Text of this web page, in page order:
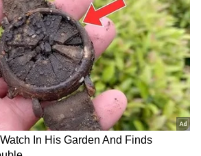
ആന്റിഫംഗൽ ഗുണങ്ങൾ